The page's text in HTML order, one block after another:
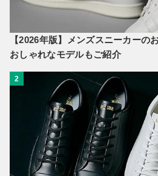
【2026年版】メンズスニーカーの
おしゃれなモデルもご紹介
2